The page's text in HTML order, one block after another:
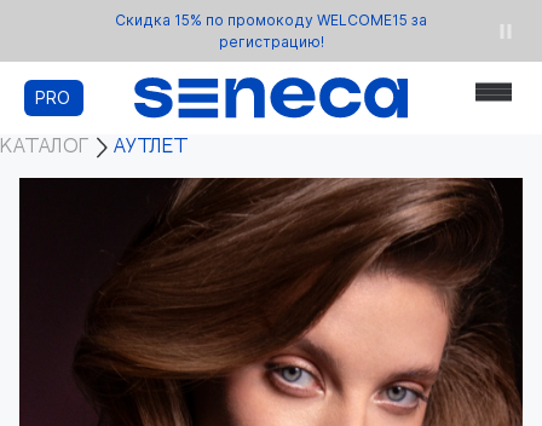
Скидка 15% по промокоду WELCOME15 за
регистрацию!
PRO
КАТАЛОГ АУТЛЕТ